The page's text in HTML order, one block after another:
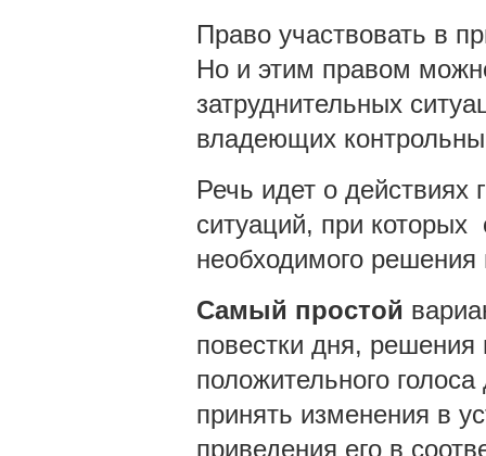
Право участвовать в
Но и этим правом
затруднительных
владеющих
Речь идет о действиях
ситуаций, при которых
необходимого
Самый простой
повестки дня,
положительного
принять изменения в
приведения его в